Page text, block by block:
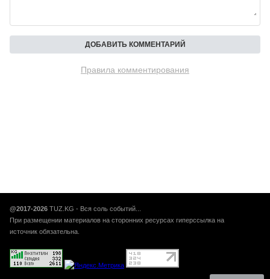
Правила комментирования
@2017-2026 TUZ.KG - Вся соль событий...
При размещении материалов на сторонних ресурсах гиперссылка на
источник обязательна.